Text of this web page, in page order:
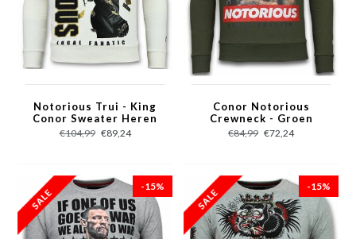
Notorious Trui - King
Conor Sweater Heren
- Wit
€104,99 €89,24
Conor Notorious
Crewneck - Groen
€84,99 €72,24
-15% -15%